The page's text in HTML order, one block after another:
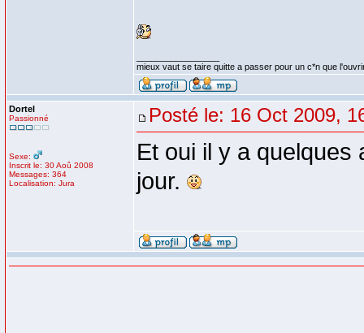
mieux vaut se taire quitte a passer pour un c*n que
Dortel
Passionné
Sexe:
Inscrit le: 30 Aoû 2008
Messages: 364
Localisation: Jura
Posté le: 16 Oct 2009,
Et oui il y a quelques
jour.